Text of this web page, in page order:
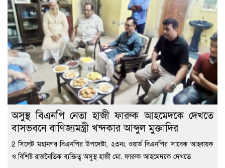
অসুস্থ বিএনপি নেতা হাজী ফারুক আহমেদকে দেখতে
বাসভবনে বাণিজ্যমন্ত্রী খন্দকার আব্দুল মুক্তাদির
2 সিলেট মহানগর বিএনপির উপদেষ্টা, ২৩নং ওয়ার্ড বিএনপির সাবেক আহ্বায়ক
ও বিশিষ্ট রাজনৈতিক ব্যক্তিত্ব অসুস্থ হাজী মো. ফারুক আহমেদকে দেখতে